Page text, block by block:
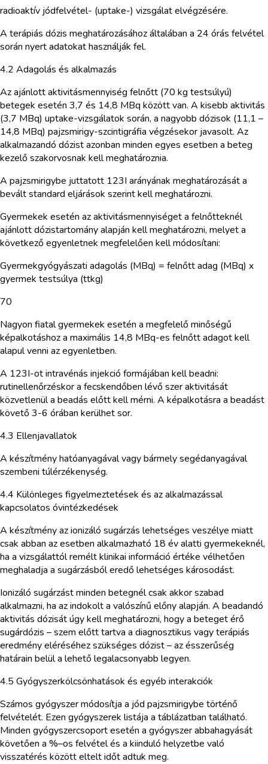
radioaktív jódfelvétel- (uptake-) vizsgálat elvégzésére.
A terápiás dózis meghatározásához általában a 24 órás felvétel
során nyert adatokat használják fel.
4.2 Adagolás és alkalmazás
Az ajánlott aktivitásmennyiség felnőtt (70 kg testsúlyú)
betegek esetén 3,7 és 14,8 MBq között van. A kisebb aktivitás
(3,7 MBq) uptake-vizsgálatok során, a nagyobb dózisok (11,1 –
14,8 MBq) pajzsmirigy-szcintigráfia végzésekor javasolt. Az
alkalmazandó dózist azonban minden egyes esetben a beteg
kezelő szakorvosnak kell meghatároznia.
A pajzsmirigybe juttatott 123I arányának meghatározását a
bevált standard eljárások szerint kell meghatározni.
Gyermekek esetén az aktivitásmennyiséget a felnőtteknél
ajánlott dózistartomány alapján kell meghatározni, melyet a
következő egyenletnek megfelelően kell módosítani:
Gyermekgyógyászati adagolás (MBq) = felnőtt adag (MBq) x
gyermek testsúlya (ttkg)
70
Nagyon fiatal gyermekek esetén a megfelelő minőségű
képalkotáshoz a maximális 14,8 MBq-es felnőtt adagot kell
alapul venni az egyenletben.
A 123I-ot intravénás injekció formájában kell beadni:
rutinellenőrzéskor a fecskendőben lévő szer aktivitását
közvetlenül a beadás előtt kell mérni. A képalkotásra a beadást
követő 3-6 órában kerülhet sor.
4.3 Ellenjavallatok
A készítmény hatóanyagával vagy bármely segédanyagával
szembeni túlérzékenység.
4.4 Különleges figyelmeztetések és az alkalmazással
kapcsolatos óvintézkedések
A készítmény az ionizáló sugárzás lehetséges veszélye miatt
csak abban az esetben alkalmazható 18 év alatti gyermekeknél,
ha a vizsgálattól remélt klinikai információ értéke vélhetően
meghaladja a sugárzásból eredő lehetséges károsodást.
Ionizáló sugárzást minden betegnél csak akkor szabad
alkalmazni, ha az indokolt a valószínű előny alapján. A beadandó
aktivitás dózisát úgy kell meghatározni, hogy a beteget érő
sugárdózis – szem előtt tartva a diagnosztikus vagy terápiás
eredmény eléréséhez szükséges dózist – az ésszerűség
határain belül a lehető legalacsonyabb legyen.
4.5 Gyógyszerkölcsönhatások és egyéb interakciók
Számos gyógyszer módosítja a jód pajzsmirigybe történő
felvételét. Ezen gyógyszerek listája a táblázatban található.
Minden gyógyszercsoport esetén a gyógyszer abbahagyását
követően a %–os felvétel és a kiinduló helyzetbe való
visszatérés között eltelt időt adtuk meg.